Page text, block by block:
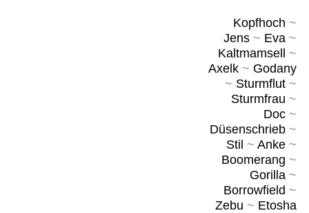
Kopfhoch ~
Jens~ Eva~
Kaltmamsell
~
Axelk~ Godany
~ Sturmflut~
Sturmfrau ~
Doc~
Düsenschrieb~
Stil ~ Anke~
Boomerang ~
Gorilla~
Borrowfield ~
Zebu ~ Etosha